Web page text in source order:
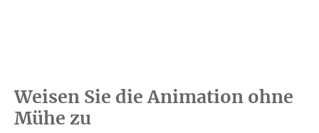
Weisen Sie die Animation ohne
Mühe zu